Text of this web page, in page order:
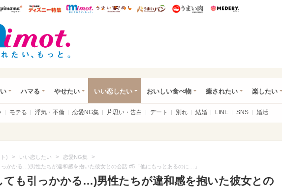
レぴあ総研ハピママ* ウレぴあ総研 ディズニー特集
mimot. うまいめし うまいパン うまい肉
ハマる やせたい いい恋したい おいしい食べ物 癒されたい 楽したい
モテる 浮気・不倫 恋愛NG集 片思い・告白 デート 別れ 結婚 LINE SNS 婚活
) > いい恋したい > 恋愛NG集 >
かかる…)男性たちが違和感を抱いた彼女との会話 #5「他にもっとあるのに…」
ても引っかかる…)男性たちが違和感を抱いた彼女との